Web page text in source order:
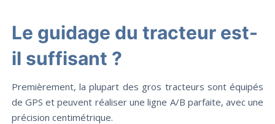
Le guidage du tracteur est-
il suffisant ?
Premièrement, la plupart des gros tracteurs sont équipés
de GPS et peuvent réaliser une ligne A/B parfaite, avec une
précision centimétrique.